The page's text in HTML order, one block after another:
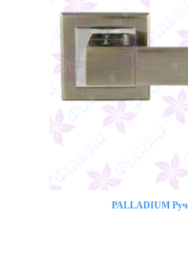
PALLADIUM